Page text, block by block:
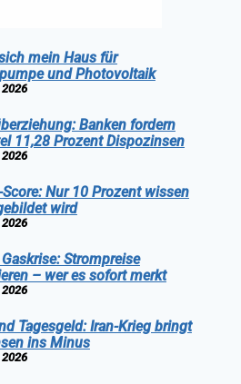
mein Haus für
und Photovoltaik
Banken fordern
11,28 Prozent Dispozinsen
Nur 10 Prozent wissen
wird
Strompreise
– wer es sofort merkt
Tagesgeld: Iran-Krieg bringt
ins Minus